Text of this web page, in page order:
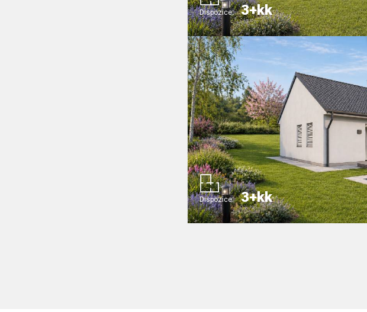
Dispozice: 3+kk
Dispozice: 3+kk